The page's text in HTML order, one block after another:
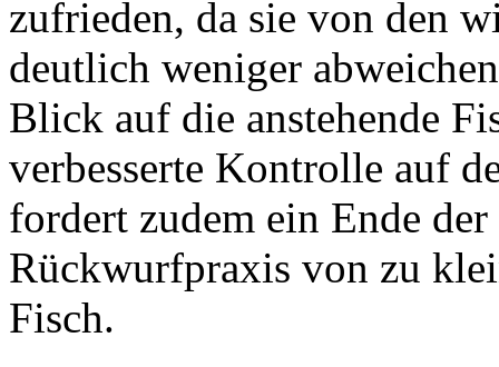
zufrieden, da sie von den
deutlich weniger
Blick auf die anstehende
verbesserte Kontrolle auf
fordert zudem ein Ende
Rückwurfpraxis von zu
Fisch.